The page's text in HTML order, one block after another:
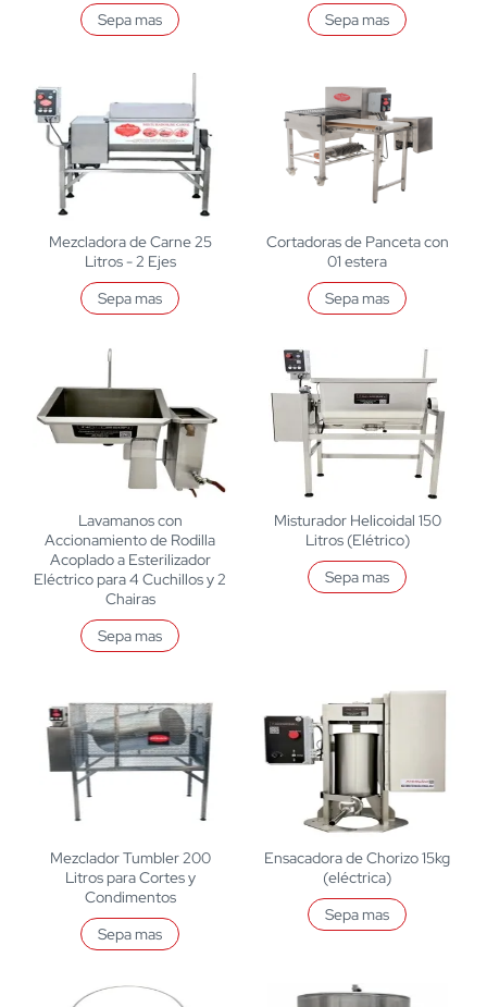
Sepa mas
Sepa mas
Mezcladora de Carne 25
Litros - 2 Ejes
Sepa mas
Cortadoras de Panceta con
01 estera
Sepa mas
Lavamanos con
Accionamiento de Rodilla
Acoplado a Esterilizador
Eléctrico para 4 Cuchillos y 2
Chairas
Sepa mas
Misturador Helicoidal 150
Litros (Elétrico)
Sepa mas
Mezclador Tumbler 200
Litros para Cortes y
Condimentos
Sepa mas
Ensacadora de Chorizo 15kg
(eléctrica)
Sepa mas